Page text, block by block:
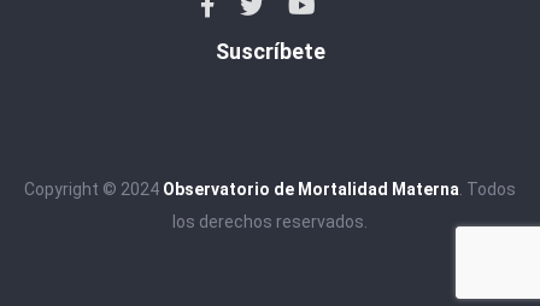
Suscríbete
Copyright © 2024 Observatorio de Mortalidad Materna . Todos
los derechos reservados.